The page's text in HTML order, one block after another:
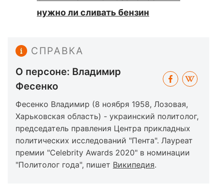
нужно ли сливать бензин
СПРАВКА
О персоне: Владимир
Фесенко
Фесенко Владимир (8 ноября 1958, Лозовая,
Харьковская область) - украинский политолог,
председатель правления Центра прикладных
политических исследований "Пента". Лауреат
премии "Celebrity Awards 2020" в номинации
"Политолог года", пишет Википедия.